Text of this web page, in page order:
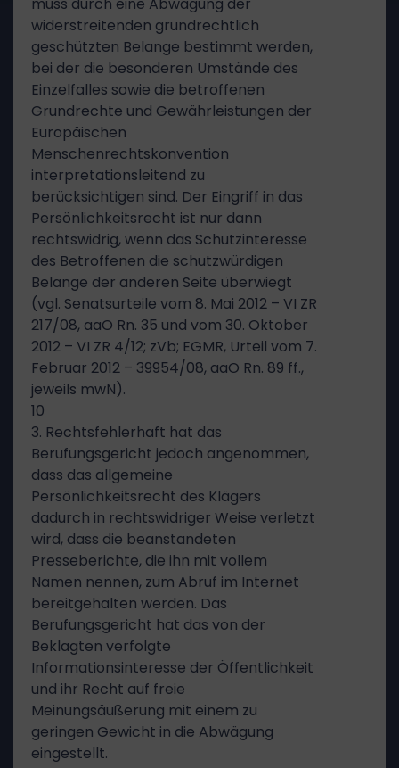
widerstreitenden grundrechtlich
geschützten Belange bestimmt werden,
bei der die besonderen Umstände des
Einzelfalles sowie die betroffenen
Grundrechte und Gewährleistungen der
Europäischen
Menschenrechtskonvention
interpretationsleitend zu
berücksichtigen sind. Der Eingriff in das
Persönlichkeitsrecht ist nur dann
rechtswidrig, wenn das Schutzinteresse
des Betroffenen die schutzwürdigen
Belange der anderen Seite überwiegt
(vgl. Senatsurteile vom 8. Mai 2012 – VI ZR
217/08, aaO Rn. 35 und vom 30. Oktober
2012 – VI ZR 4/12; zVb; EGMR, Urteil vom 7.
Februar 2012 – 39954/08, aaO Rn. 89 ff.,
jeweils mwN).
10
3. Rechtsfehlerhaft hat das
Berufungsgericht jedoch angenommen,
dass das allgemeine
Persönlichkeitsrecht des Klägers
dadurch in rechtswidriger Weise verletzt
wird, dass die beanstandeten
Presseberichte, die ihn mit vollem
Namen nennen, zum Abruf im Internet
bereitgehalten werden. Das
Berufungsgericht hat das von der
Beklagten verfolgte
Informationsinteresse der Öffentlichkeit
und ihr Recht auf freie
Meinungsäußerung mit einem zu
geringen Gewicht in die Abwägung
eingestellt.